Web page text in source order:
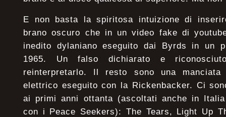
E non basta la spiritosa intuizione di
brano oscuro che in un video fake di
inedito dylaniano eseguito dai Byrds in un
1965. Un falso dichiarato e
reinterpretarlo. Il resto sono una
elettrico eseguito con la Rickenbacker. Ci
ai primi anni ottanta (ascoltati anche in
con i Peace Seekers): The Tears, Light Up